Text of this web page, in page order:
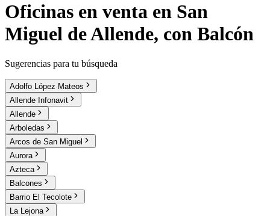
Oficinas en venta en San
Miguel de Allende, con Balcón
Sugerencias para tu búsqueda
Adolfo López Mateos
Allende Infonavit
Allende
Arboledas
Arcos de San Miguel
Aurora
Azteca
Balcones
Barrio El Tecolote
La Lejona